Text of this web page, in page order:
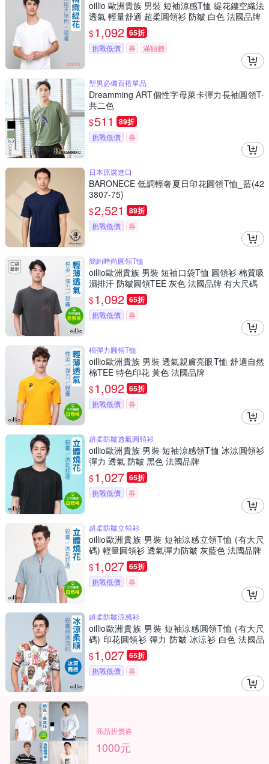
oillio 歐洲貴族 男裝 短袖涼感T恤 緹花鏤空織法
透氣 輕量舒適 超柔圓領衫 防皺 白色 法國品牌
$1,092 65折
挑戰低價 券 滿額贈
型男必備百搭單品
Dreamming ART個性字母萊卡彈力長袖圓領T-
共二色
$511 89折
挑戰低價 券
日本原裝進口
BARONECE 低調輕奢夏日印花圓領T恤_藍(42
3807-75)
$2,521 89折
挑戰低價 券
簡約時尚圓領T恤
oillio歐洲貴族 男裝 短袖口袋T恤 圓領衫 棉質吸
濕排汗 防皺圓領TEE 灰色 法國品牌 有大尺碼
$1,092 65折
挑戰低價 券
棉彈力圓領T恤
oillio歐洲貴族 男裝 透氣親膚亮眼T恤 舒適自然
棉TEE 特色印花 黃色 法國品牌
$1,092 65折
挑戰低價 券
超柔防皺透氣圓領衫
oillio歐洲貴族 男裝 短袖涼感領T恤 冰涼圓領衫
彈力 透氣 防皺 黑色 法國品牌
$1,027 65折
挑戰低價 券
超柔防皺立領衫
oillio歐洲貴族 男裝 短袖涼感立領T恤 (有大尺
碼) 輕量圓領衫 透氣彈力防皺 灰藍色 法國品牌
$1,027 65折
挑戰低價 券
超柔防皺涼感衫
oillio歐洲貴族 男裝 短袖涼感圓領T恤 (有大尺
碼) 印花圓領衫 彈力 防皺 冰涼衫 白色 法國品
牌
$1,027 65折
挑戰低價 券
商品折價券
1000元